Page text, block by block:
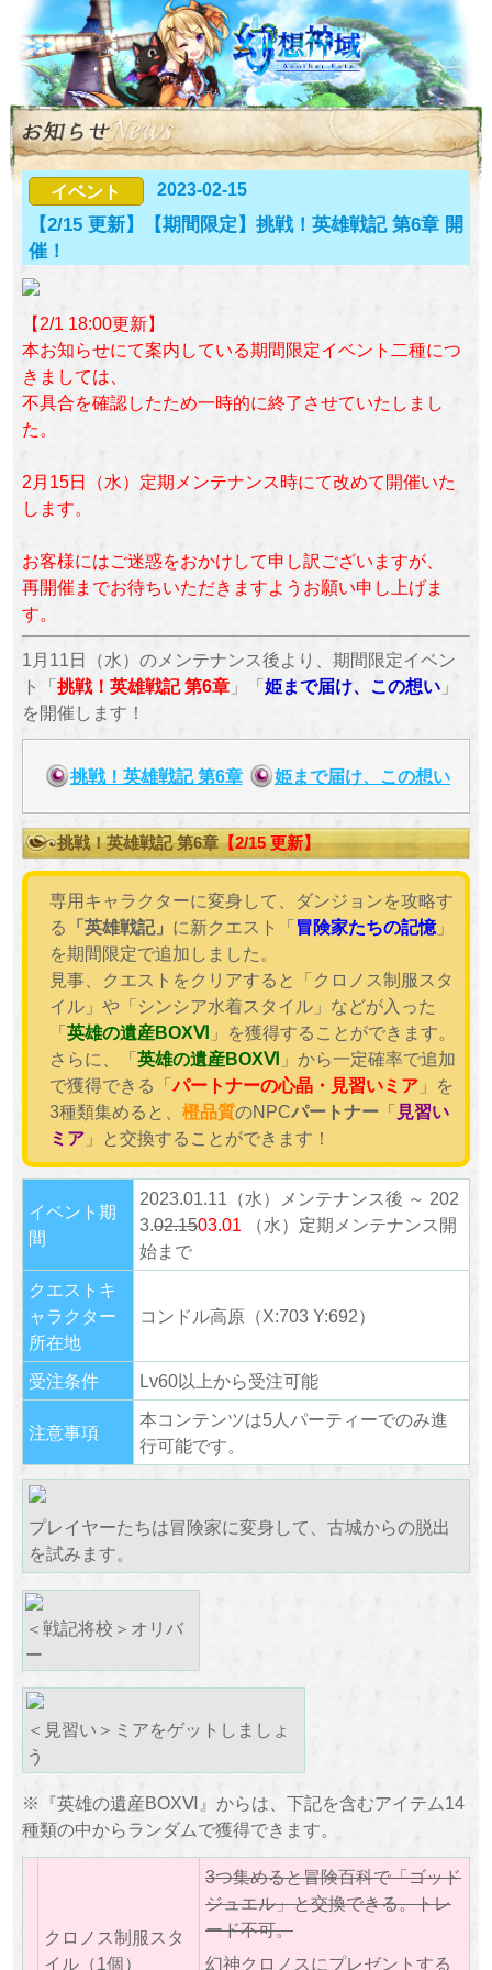
イベント 2023-02-15
【2/15 更新】【期間限定】挑戦！英雄戦記 第6章 開
催！
【2/1 18:00更新】
本お知らせにて案内している期間限定イベント二種につ
きましては、
不具合を確認したため一時的に終了させていたしまし
た。
2月15日（水）定期メンテナンス時にて改めて開催いた
します。
お客様にはご迷惑をおかけして申し訳ございますが、
再開催までお待ちいただきますようお願い申し上げま
す。
1月11日（水）のメンテナンス後より、期間限定イベン
ト「挑戦！英雄戦記 第6章」「姫まで届け、この想い」
を開催します！
挑戦！英雄戦記 第6章 姫まで届け、この想い
挑戦！英雄戦記 第6章【2/15 更新】
専用キャラクターに変身して、ダンジョンを攻略す
る 「英雄戦記」 に新クエスト「冒険家たちの記憶」
を期間限定で追加しました。
見事、クエストをクリアすると「クロノス制服スタ
イル」や「シンシア水着スタイル」などが入った
「英雄の遺産BOXⅥ 」を獲得することができます。
さらに、「英雄の遺産BOXⅥ 」から一定確率で追加
で獲得できる「パートナーの心晶・見習いミア」を
3種類集めると、 橙品質のNPCパートナー「 見習い
ミア」と交換することができます！
イベント期
間
2023.01.11（水）メンテナンス後 ～ 202
3.02.1503.01 （水）定期メンテナンス開
始まで
クエストキ
ャラクター
所在地
コンドル高原（X:703 Y:692）
受注条件 Lv60以上から受注可能
注意事項
本コンテンツは5人パーティーでのみ進
行可能です。
プレイヤーたちは冒険家に変身して、古城からの脱出
を試みます。
＜戦記将校＞オリバ
ー
＜見習い＞ミアをゲットしましょ
う
※『英雄の遺産BOXⅥ』からは、下記を含むアイテム14
種類の中からランダムで獲得できます。
クロノス制服スタ
イル（1個）
3つ集めると冒険百科で「ゴッド
ジュエル」と交換できる。トレ
ード不可。
幻神クロノスにプレゼントする